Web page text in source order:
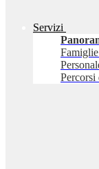
Servizi
Percorsi